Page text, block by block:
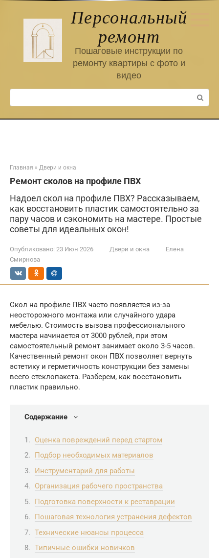
Персональный
ремонт
Пошаговые инструкции по
ремонту квартиры с фото и
видео
Поиск:
Главная » Двери и окна
Ремонт сколов на профиле ПВХ
Надоел скол на профиле ПВХ? Рассказываем,
как восстановить пластик самостоятельно за
пару часов и сэкономить на мастере. Простые
советы для идеальных окон!
Опубликовано: 23 Июн 2026 Двери и окна
Елена
Смирнова
Скол на профиле ПВХ часто появляется из-за
неосторожного монтажа или случайного удара
мебелью. Стоимость вызова профессионального
мастера начинается от 3000 рублей, при этом
самостоятельный ремонт занимает около 3-5 часов.
Качественный ремонт окон ПВХ позволяет вернуть
эстетику и герметичность конструкции без замены
всего стеклопакета. Разберем, как восстановить
пластик правильно.
Содержание
Оценка повреждений перед стартом
Подбор необходимых материалов
Инструментарий для работы
Организация рабочего пространства
Подготовка поверхности к реставрации
Пошаговая технология устранения дефектов
Технические нюансы процесса
Типичные ошибки новичков